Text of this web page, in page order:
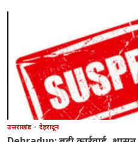
उत्तराखंड देहरादून